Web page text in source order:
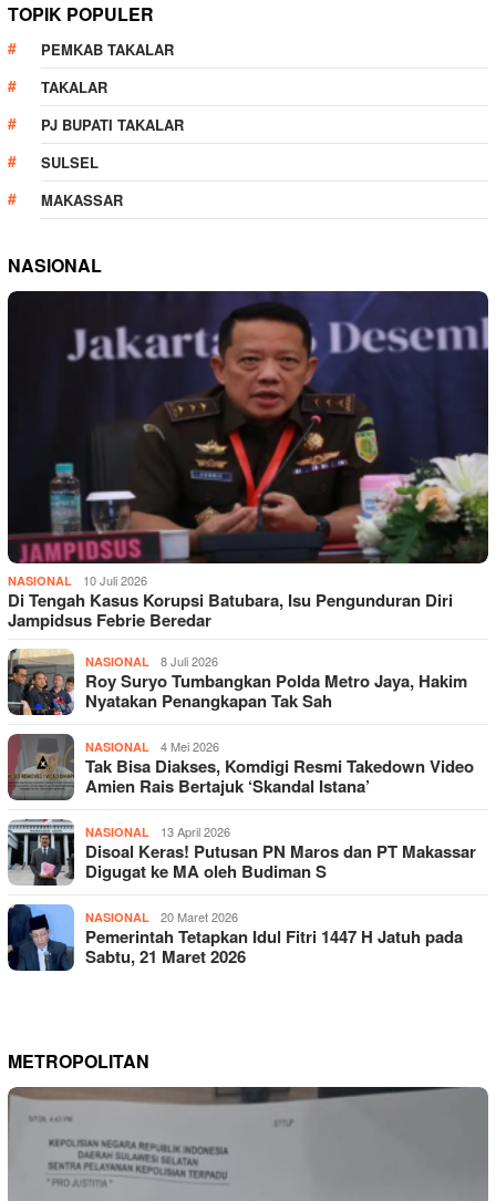
TOPIK POPULER
PEMKAB TAKALAR
TAKALAR
PJ BUPATI TAKALAR
SULSEL
MAKASSAR
NASIONAL
NASIONAL 10 Juli 2026
Di Tengah Kasus Korupsi Batubara, Isu Pengunduran Diri
Jampidsus Febrie Beredar
NASIONAL 8 Juli 2026
Roy Suryo Tumbangkan Polda Metro Jaya, Hakim
Nyatakan Penangkapan Tak Sah
NASIONAL 4 Mei 2026
Tak Bisa Diakses, Komdigi Resmi Takedown Video
Amien Rais Bertajuk ‘Skandal Istana’
NASIONAL 13 April 2026
Disoal Keras! Putusan PN Maros dan PT Makassar
Digugat ke MA oleh Budiman S
NASIONAL 20 Maret 2026
Pemerintah Tetapkan Idul Fitri 1447 H Jatuh pada
Sabtu, 21 Maret 2026
METROPOLITAN